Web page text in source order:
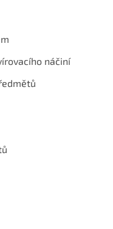
náčiní